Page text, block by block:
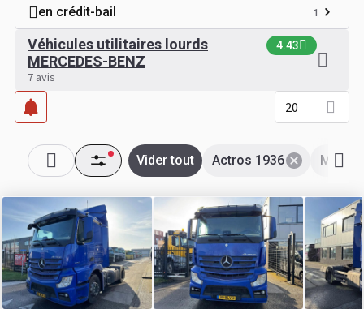
en crédit-bail 1
Véhicules utilitaires lourds
MERCEDES-BENZ
4.43
7 avis
20
Actros 1936
Vider tout